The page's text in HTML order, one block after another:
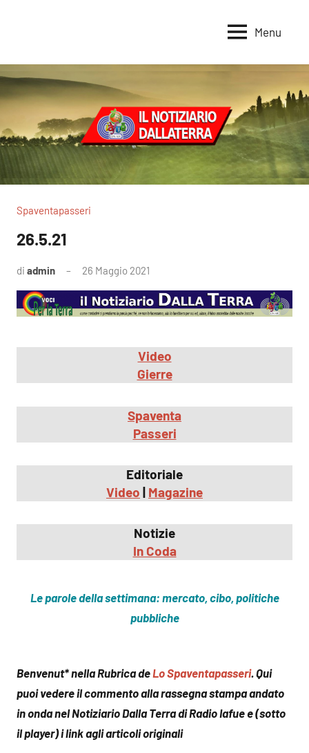
per
la
Terra
la
Sovranità
Alimentare
Menu
Spaventapasseri
26.5.21
di admin 26 Maggio 2021
commento
Video
Gierre
Spaventa
Passeri
Editoriale
Video | Magazine
Notizie
In Coda
Le parole della settimana: mercato, cibo, politiche
pubbliche
Benvenut* nella Rubrica de Lo Spaventapasseri. Qui
puoi vedere il commento alla rassegna stampa andato
in onda nel Notiziario Dalla Terra di Radio Iafue e (sotto
il player) i link agli articoli originali